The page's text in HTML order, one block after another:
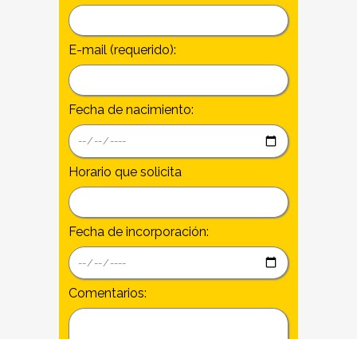
E-mail (requerido):
Fecha de nacimiento:
Horario que solicita
Fecha de incorporación:
Comentarios: